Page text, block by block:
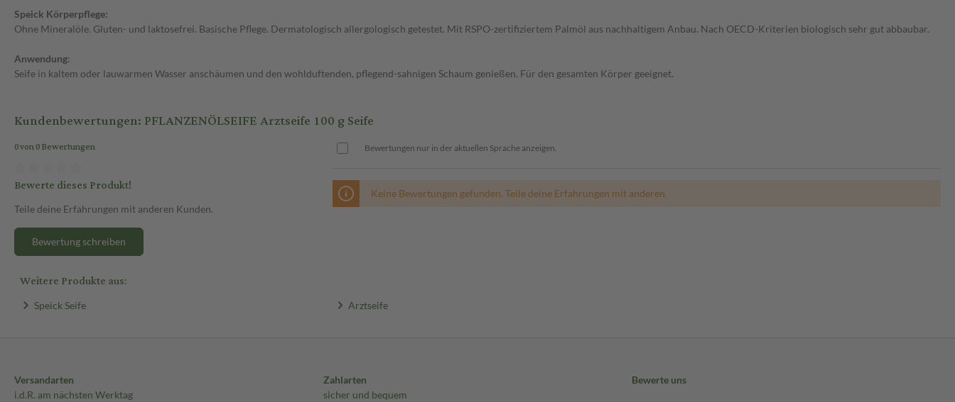
Speick Körperpflege:
Ohne Mineralöle. Gluten- und laktosefrei. Basische Pflege. Dermatologisch allergologisch getestet. Mit RSPO-zertifiziertem Palmöl aus nachhaltigem Anbau. Nach OECD-Kriterien biologisch sehr gut abbaubar.
Anwendung:
Seife in kaltem oder lauwarmen Wasser anschäumen und den wohlduftenden, pflegend-sahnigen Schaum genießen. Für den gesamten Körper geeignet.
Kundenbewertungen: PFLANZENÖLSEIFE Arztseife 100 g Seife
0 von 0 Bewertungen
Bewerte dieses Produkt!
Teile deine Erfahrungen mit anderen Kunden.
Bewertung schreiben
Bewertungen nur in der aktuellen Sprache anzeigen.
Keine Bewertungen gefunden. Teile deine Erfahrungen mit anderen.
Weitere Produkte aus:
Speick Seife Arztseife
Versandarten
i.d.R. am nächsten Werktag
Zahlarten
sicher und bequem
Bewerte uns